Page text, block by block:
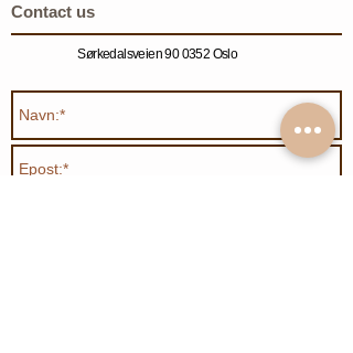
Contact us
Sørkedalsveien 90 0352 Oslo